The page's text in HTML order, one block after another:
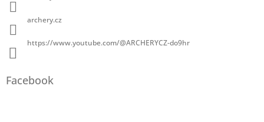
archery.cz
https://www.youtube.com/@ARCHERYCZ-do9hr
Facebook